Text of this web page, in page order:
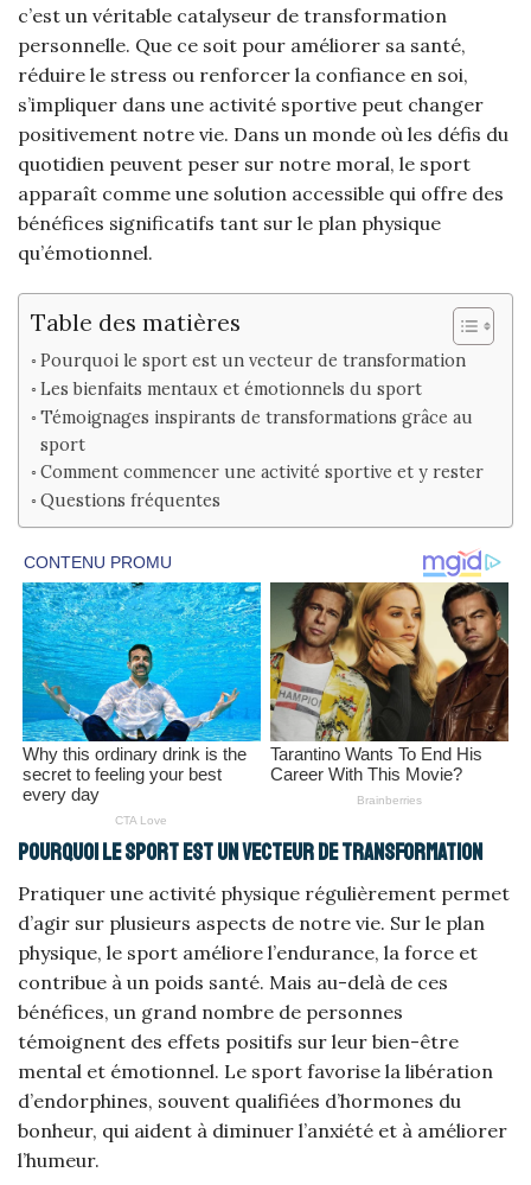
c’est un véritable catalyseur de transformation
personnelle. Que ce soit pour améliorer sa santé,
réduire le stress ou renforcer la confiance en soi,
s’impliquer dans une activité sportive peut changer
positivement notre vie. Dans un monde où les défis du
quotidien peuvent peser sur notre moral, le sport
apparaît comme une solution accessible qui offre des
bénéfices significatifs tant sur le plan physique
qu’émotionnel.
Table des matières
Pourquoi le sport est un vecteur de transformation
Les bienfaits mentaux et émotionnels du sport
Témoignages inspirants de transformations grâce au
sport
Comment commencer une activité sportive et y rester
Questions fréquentes
Pourquoi le sport est un vecteur de transformation
Pratiquer une activité physique régulièrement permet
d’agir sur plusieurs aspects de notre vie. Sur le plan
physique, le sport améliore l’endurance, la force et
contribue à un poids santé. Mais au-delà de ces
bénéfices, un grand nombre de personnes
témoignent des effets positifs sur leur bien-être
mental et émotionnel. Le sport favorise la libération
d’endorphines, souvent qualifiées d’hormones du
bonheur, qui aident à diminuer l’anxiété et à améliorer
l’humeur.